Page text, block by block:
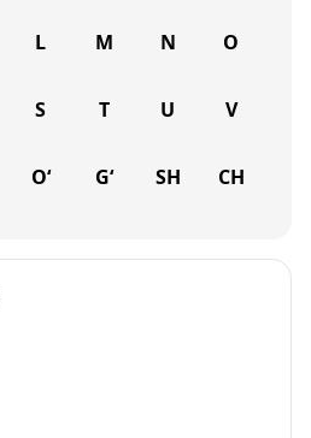
L M N O
S T U V
O‘ G‘ SH CH